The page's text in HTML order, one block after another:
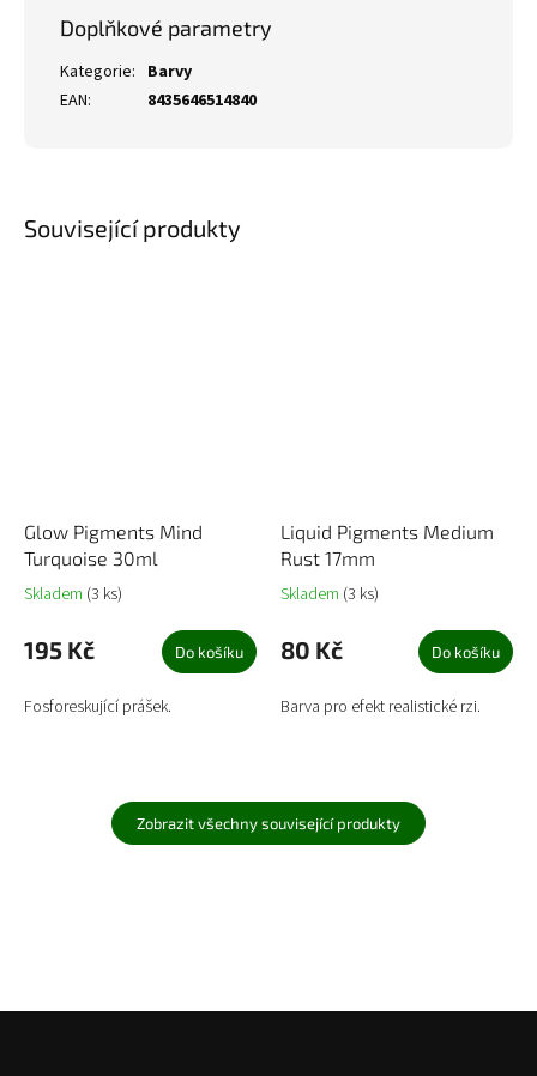
Související produkty
Glow Pigments Mind
Turquoise 30ml
Skladem (3 ks)
195 Kč Do košíku
Fosforeskující prášek.
Liquid Pigments Medium
Rust 17mm
Skladem (3 ks)
80 Kč Do košíku
Barva pro efekt realistické rzi.
Zobrazit všechny související produkty
Doplňkové parametry
Kategorie: Barvy
EAN: 8435646514840